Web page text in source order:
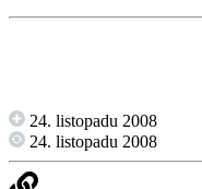
24. listopadu 2008
24. listopadu 2008